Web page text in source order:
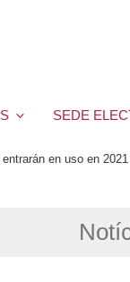
SEDE
en uso en 2021